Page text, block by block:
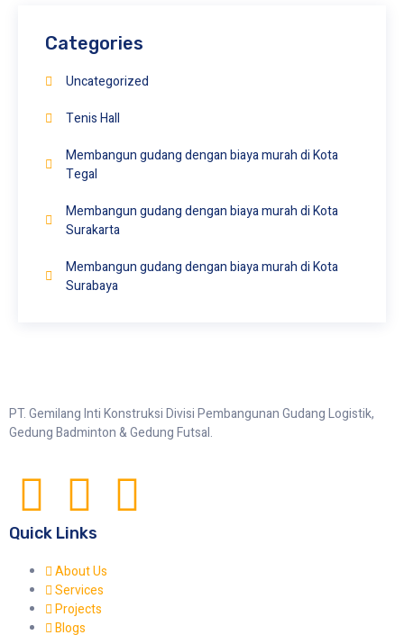
Categories
Uncategorized
Tenis Hall
Membangun gudang dengan biaya murah di Kota
Tegal
Membangun gudang dengan biaya murah di Kota
Surakarta
Membangun gudang dengan biaya murah di Kota
Surabaya
PT. Gemilang Inti Konstruksi Divisi Pembangunan Gudang Logistik,
Gedung Badminton & Gedung Futsal.
Quick Links
About Us
Services
Projects
Blogs